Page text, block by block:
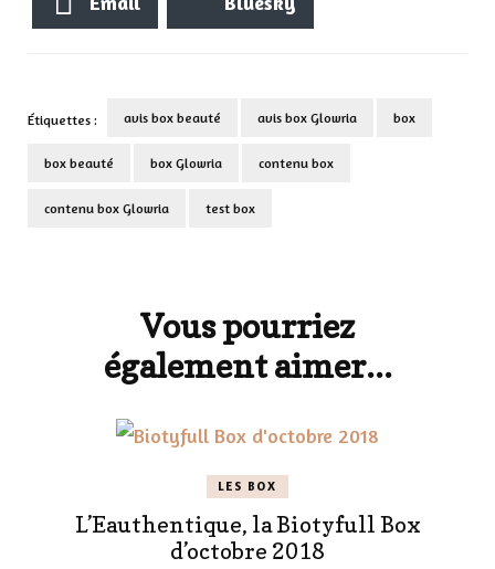
Étiquettes : avis box beauté avis box Glowria box
box beauté box Glowria contenu box
contenu box Glowria test box
Vous pourriez
également aimer...
LES BOX
L’Eauthentique, la Biotyfull Box
d’octobre 2018